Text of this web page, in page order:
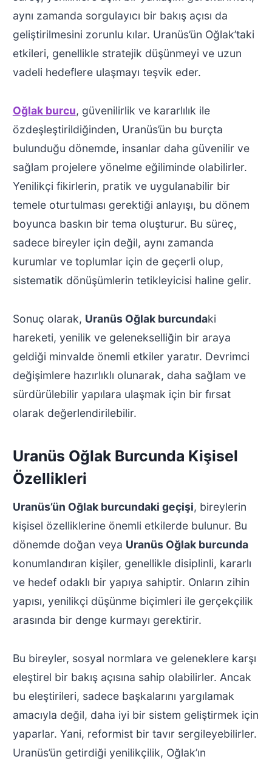
aynı zamanda sorgulayıcı bir bakış açısı da
geliştirilmesini zorunlu kılar. Uranüs’ün Oğlak’taki
etkileri, genellikle stratejik düşünmeyi ve uzun
vadeli hedeflere ulaşmayı teşvik eder.
Oğlak burcu, güvenilirlik ve kararlılık ile
özdeşleştirildiğinden, Uranüs’ün bu burçta
bulunduğu dönemde, insanlar daha güvenilir ve
sağlam projelere yönelme eğiliminde olabilirler.
Yenilikçi fikirlerin, pratik ve uygulanabilir bir
temele oturtulması gerektiği anlayışı, bu dönem
boyunca baskın bir tema oluşturur. Bu süreç,
sadece bireyler için değil, aynı zamanda
kurumlar ve toplumlar için de geçerli olup,
sistematik dönüşümlerin tetikleyicisi haline gelir.
Sonuç olarak, Uranüs Oğlak burcundaki
hareketi, yenilik ve gelenekselliğin bir araya
geldiği minvalde önemli etkiler yaratır. Devrimci
değişimlere hazırlıklı olunarak, daha sağlam ve
sürdürülebilir yapılara ulaşmak için bir fırsat
olarak değerlendirilebilir.
Uranüs Oğlak Burcunda Kişisel
Özellikleri
Uranüs’ün Oğlak burcundaki geçişi, bireylerin
kişisel özelliklerine önemli etkilerde bulunur. Bu
dönemde doğan veya Uranüs Oğlak burcunda
konumlandıran kişiler, genellikle disiplinli, kararlı
ve hedef odaklı bir yapıya sahiptir. Onların zihin
yapısı, yenilikçi düşünme biçimleri ile gerçekçilik
arasında bir denge kurmayı gerektirir.
Bu bireyler, sosyal normlara ve geleneklere karşı
eleştirel bir bakış açısına sahip olabilirler. Ancak
bu eleştirileri, sadece başkalarını yargılamak
amacıyla değil, daha iyi bir sistem geliştirmek için
yaparlar. Yani, reformist bir tavır sergileyebilirler.
Uranüs’ün getirdiği yenilikçilik, Oğlak’ın